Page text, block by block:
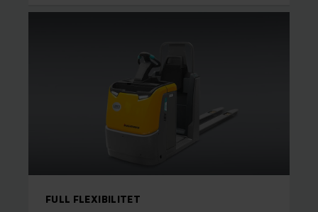
FULL FLEXIBILITET